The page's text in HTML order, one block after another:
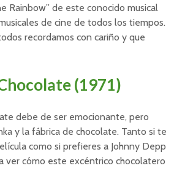
Rainbow” de este conocido musical
de cine de todos los tiempos.
recordamos con cariño y que
(1971)
debe de ser emocionante, pero
y la fábrica de chocolate. Tanto si te
como si prefieres a Johnny Depp
ver cómo este excéntrico chocolatero